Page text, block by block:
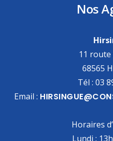
Nos
11 route
68565
Tél : 03
Email :
Horaires
Lundi :